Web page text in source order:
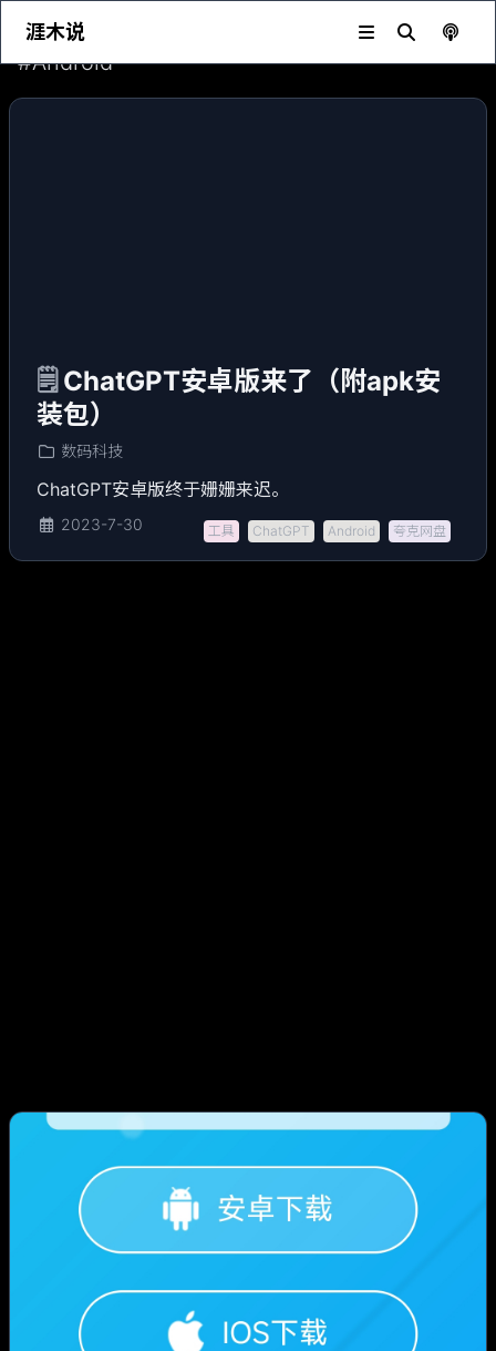
涯木说
#Android
🗒️ ChatGPT安卓版来了（附apk安
装包）
数码科技
ChatGPT安卓版终于姗姗来迟。
2023-7-30 工具 ChatGPT Android 夸克网盘